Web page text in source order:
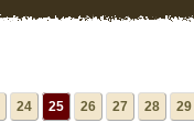
24 25 26 27 28 29